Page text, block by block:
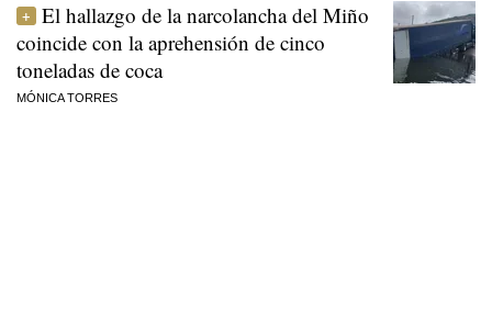
El hallazgo de la narcolancha del Miño
coincide con la aprehensión de cinco
toneladas de coca
MÓNICA TORRES